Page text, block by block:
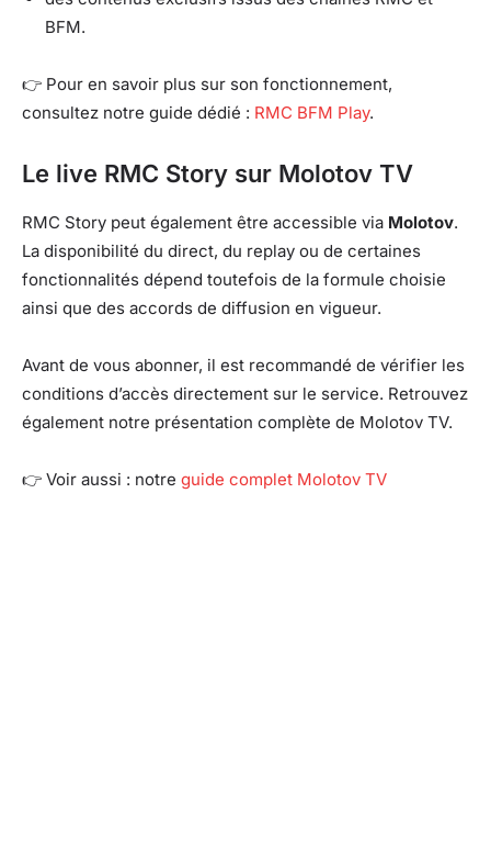
BFM.
👉 Pour en savoir plus sur son fonctionnement,
consultez notre guide dédié : RMC BFM Play.
Le live RMC Story sur Molotov TV
RMC Story peut également être accessible via Molotov.
La disponibilité du direct, du replay ou de certaines
fonctionnalités dépend toutefois de la formule choisie
ainsi que des accords de diffusion en vigueur.
Avant de vous abonner, il est recommandé de vérifier les
conditions d’accès directement sur le service. Retrouvez
également notre présentation complète de Molotov TV.
👉 Voir aussi : notre guide complet Molotov TV